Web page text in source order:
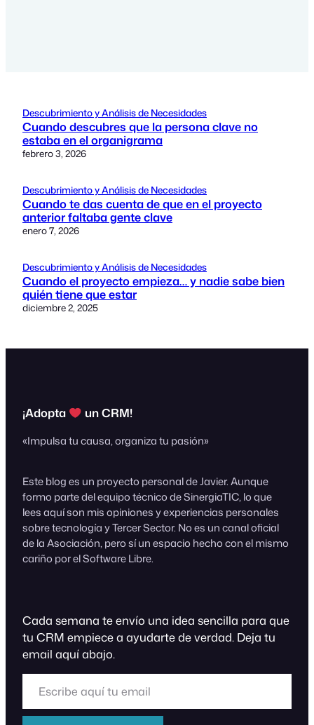
Descubrimiento y Análisis de Necesidades
Cuando descubres que la persona clave no
estaba en el organigrama
febrero 3, 2026
Descubrimiento y Análisis de Necesidades
Cuando te das cuenta de que en el proyecto
anterior faltaba gente clave
enero 7, 2026
Descubrimiento y Análisis de Necesidades
Cuando el proyecto empieza… y nadie sabe bien
quién tiene que estar
diciembre 2, 2025
¡Adopta un CRM!
«Impulsa tu causa, organiza tu pasión»
Este blog es un proyecto personal de Javier. Aunque
formo parte del equipo técnico de SinergiaTIC, lo que
lees aquí son mis opiniones y experiencias personales
sobre tecnología y Tercer Sector. No es un canal oficial
de la Asociación, pero sí un espacio hecho con el mismo
cariño por el Software Libre.
Cada semana te envío una idea sencilla para que
tu CRM empiece a ayudarte de verdad. Deja tu
email aquí abajo.
Escribe aquí tu email